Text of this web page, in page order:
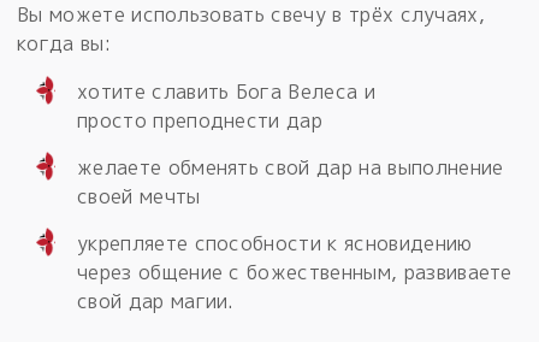
Вы можете использовать свечу в трёх случаях,
когда вы:
хотите славить Бога Велеса и
просто преподнести дар
желаете обменять свой дар на выполнение
своей мечты
укрепляете способности к ясновидению
через общение с божественным, развиваете
свой дар магии.